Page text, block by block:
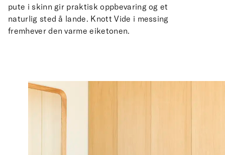
pute i skinn gir praktisk oppbevaring og et
naturlig sted å lande. Knott Vide i messing
fremhever den varme eiketonen.